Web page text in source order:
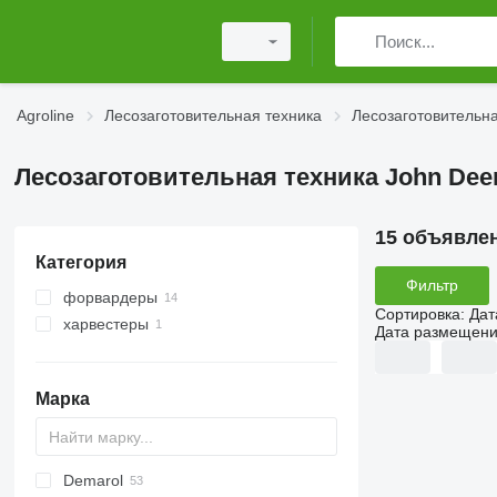
Agroline Лесозаготовительная техника
Лесозаготовительная техника John
Категория
форвардеры
харвестеры
Марка
MINI
CK
Demarol
15
Фильтр
Сортировка:
Дата